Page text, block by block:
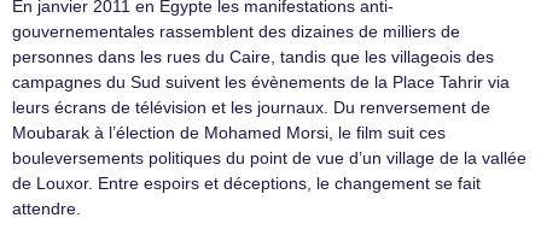
En janvier 2011 en Égypte les manifestations anti-
gouvernementales rassemblent des dizaines de milliers de
personnes dans les rues du Caire, tandis que les villageois des
campagnes du Sud suivent les évènements de la Place Tahrir via
leurs écrans de télévision et les journaux. Du renversement de
Moubarak à l’élection de Mohamed Morsi, le film suit ces
bouleversements politiques du point de vue d’un village de la vallée
de Louxor. Entre espoirs et déceptions, le changement se fait
attendre.